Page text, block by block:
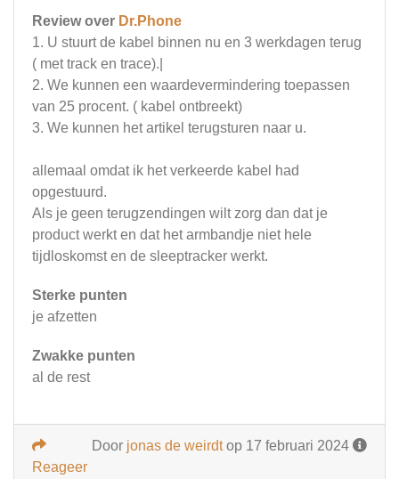
Review over Dr.Phone
1. U stuurt de kabel binnen nu en 3 werkdagen terug
( met track en trace).|
2. We kunnen een waardevermindering toepassen
van 25 procent. ( kabel ontbreekt)
3. We kunnen het artikel terugsturen naar u.
allemaal omdat ik het verkeerde kabel had
opgestuurd.
Als je geen terugzendingen wilt zorg dan dat je
product werkt en dat het armbandje niet hele
tijdloskomst en de sleeptracker werkt.
Sterke punten
je afzetten
Zwakke punten
al de rest
Door jonas de weirdtop 17 februari 2024
Reageer